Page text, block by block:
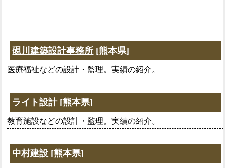
硯川建築設計事務所 [熊本県]
医療福祉などの設計・監理。実績の紹介。
ライト設計[熊本県]
教育施設などの設計・監理。実績の紹介。
中村建設 [熊本県]